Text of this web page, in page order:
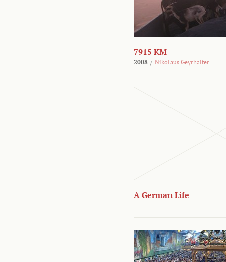
7915 KM
2008 / Nikolaus Geyrhalter
A German Life